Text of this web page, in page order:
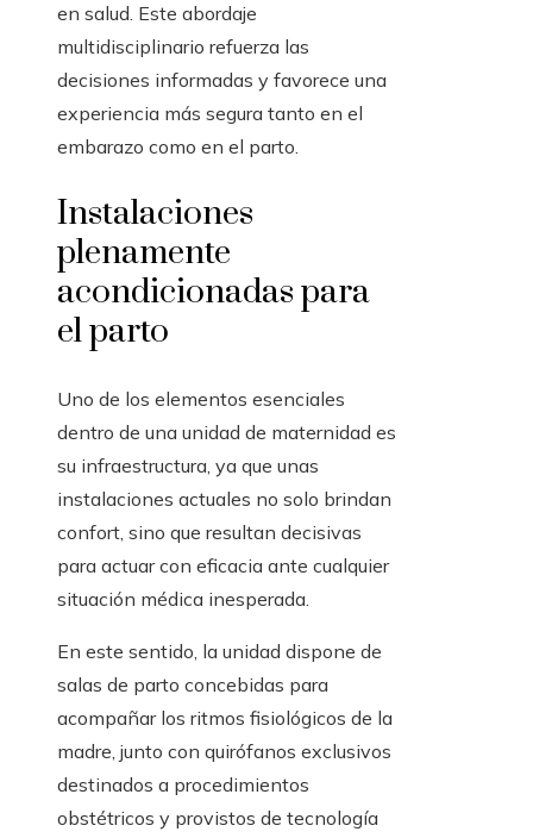
en salud. Este abordaje
multidisciplinario refuerza las
decisiones informadas y favorece una
experiencia más segura tanto en el
embarazo como en el parto.
Instalaciones
plenamente
acondicionadas para
el parto
Uno de los elementos esenciales
dentro de una unidad de maternidad es
su infraestructura, ya que unas
instalaciones actuales no solo brindan
confort, sino que resultan decisivas
para actuar con eficacia ante cualquier
situación médica inesperada.
En este sentido, la unidad dispone de
salas de parto concebidas para
acompañar los ritmos fisiológicos de la
madre, junto con quirófanos exclusivos
destinados a procedimientos
obstétricos y provistos de tecnología